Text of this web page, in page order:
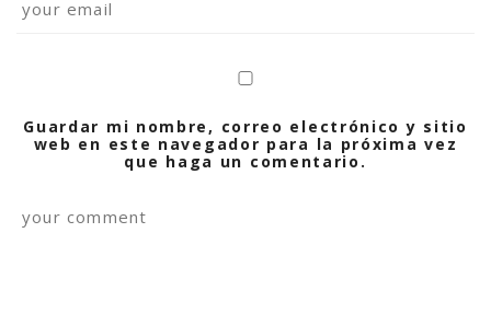
Guardar mi nombre, correo electrónico y sitio
web en este navegador para la próxima vez
que haga un comentario.